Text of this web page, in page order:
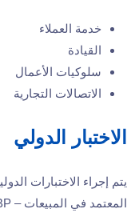
خدمة العملاء
القيادة
سلوكيات الأعمال
الاتصالات التجارية
الاختبار الدولي
يتم إجراء الاختبارات